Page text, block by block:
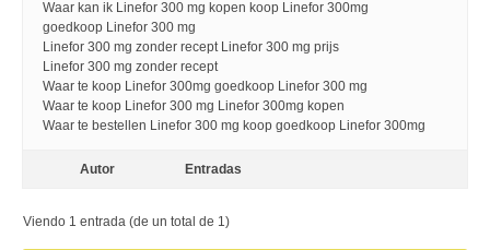
Waar kan ik Linefor 300 mg kopen koop Linefor 300mg
goedkoop Linefor 300 mg
Linefor 300 mg zonder recept Linefor 300 mg prijs
Linefor 300 mg zonder recept
Waar te koop Linefor 300mg goedkoop Linefor 300 mg
Waar te koop Linefor 300 mg Linefor 300mg kopen
Waar te bestellen Linefor 300 mg koop goedkoop Linefor 300mg
Autor Entradas
Viendo 1 entrada (de un total de 1)